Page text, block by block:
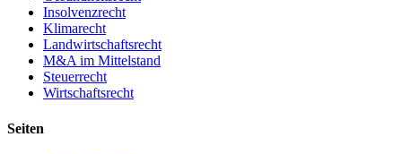
Insolvenzrecht
Klimarecht
Landwirtschaftsrecht
M&A im Mittelstand
Steuerrecht
Wirtschaftsrecht
Seiten